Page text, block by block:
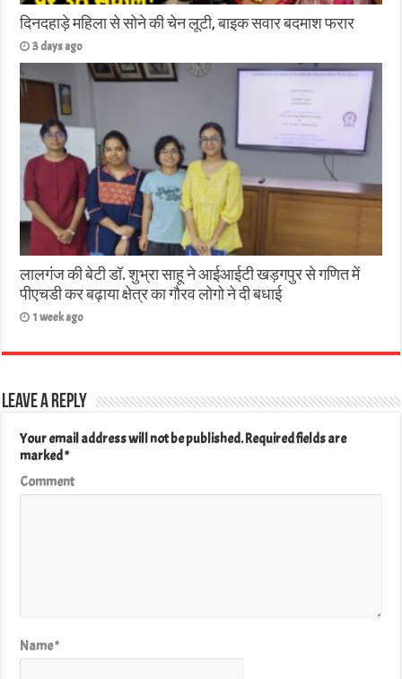
दिनदहाड़े महिला से सोने की चेन लूटी, बाइक सवार बदमाश फरार
3 days ago
लालगंज की बेटी डॉ. शुभ्रा साहू ने आईआईटी खड़गपुर से गणित में
पीएचडी कर बढ़ाया क्षेत्र का गौरव लोगो ने दी बधाई
1 week ago
Leave a Reply
Your email address will not be published.Required fields are
marked*
Comment
Name*